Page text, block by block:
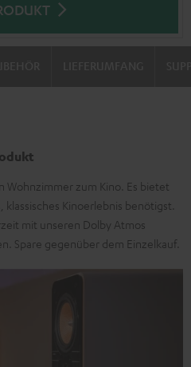
Wohnzimmer zum Kino. Es bietet
Kinoerlebnis benötigst.
mit unseren Dolby Atmos
Spare gegenüber dem Einzelkauf.